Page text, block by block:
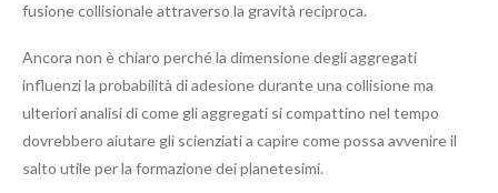
fusione collisionale attraverso la gravità reciproca.
Ancora non è chiaro perché la dimensione degli aggregati
influenzi la probabilità di adesione durante una collisione ma
ulteriori analisi di come gli aggregati si compattino nel tempo
dovrebbero aiutare gli scienziati a capire come possa avvenire il
salto utile per la formazione dei planetesimi.